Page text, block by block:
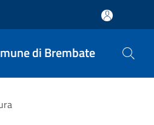
di Brembate